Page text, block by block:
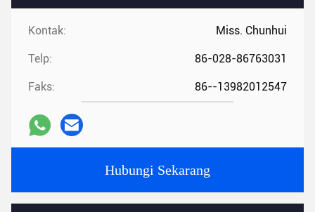
Kontak: Miss. Chunhui
Telp: 86-028-86763031
Faks: 86--13982012547
Hubungi Sekarang